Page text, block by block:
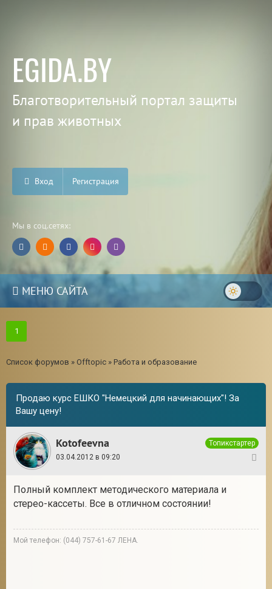
EGIDA.BY
Благотворительный портал защиты
и прав животных
Вход Регистрация
Мы в соц.сетях:
МЕНЮ САЙТА
1
Список форумов » Offtopic » Работа и образование
Продаю курс ЕШКО "Немецкий для начинающих"! За
Вашу цену!
Kotofeevna
Топикстартер
03.04.2012 в 09:20
Полный комплект методического материала и
стерео-кассеты. Все в отличном состоянии!
Мой телефон: (044) 757-61-67 ЛЕНА.